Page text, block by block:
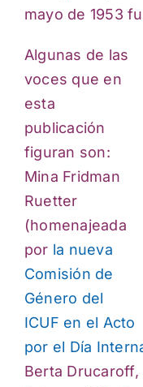
mayo de 1953
Algunas de las
voces que en
esta
publicación
figuran son:
Mina Fridman
Ruetter
(homenajeada
por la nueva
Comisión de
Género del
ICUF en el Acto
por el Día
Berta Drucaroff,